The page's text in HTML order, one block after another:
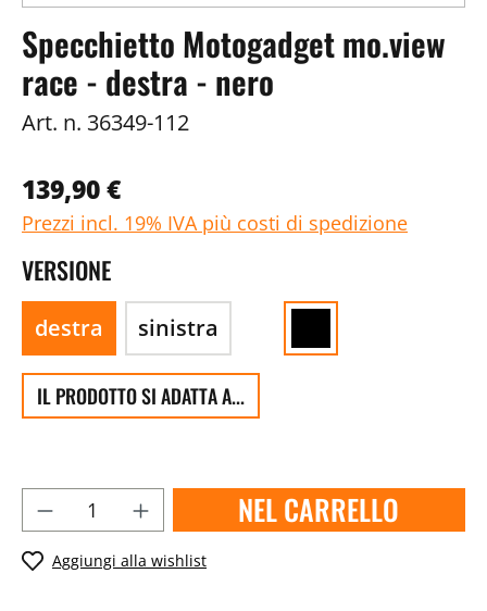
Specchietto Motogadget mo.view
race - destra - nero
Art. n. 36349-112
139,90 €
Prezzi incl. 19% IVA più costi di spedizione
VERSIONE
destra sinistra
IL PRODOTTO SI ADATTA A...
NEL CARRELLO
Aggiungi alla wishlist